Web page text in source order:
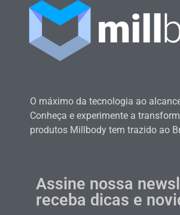
O máximo da tecnologia ao
Conheça e experimente a
produtos Millbody tem trazido ao
Assine nossa
receba dicas e